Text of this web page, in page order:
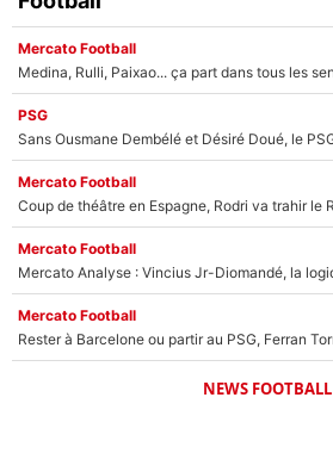
Mercato Football
PSG
Mercato Football
Mercato Football
Mercato Football
NEWS FOOTBALL